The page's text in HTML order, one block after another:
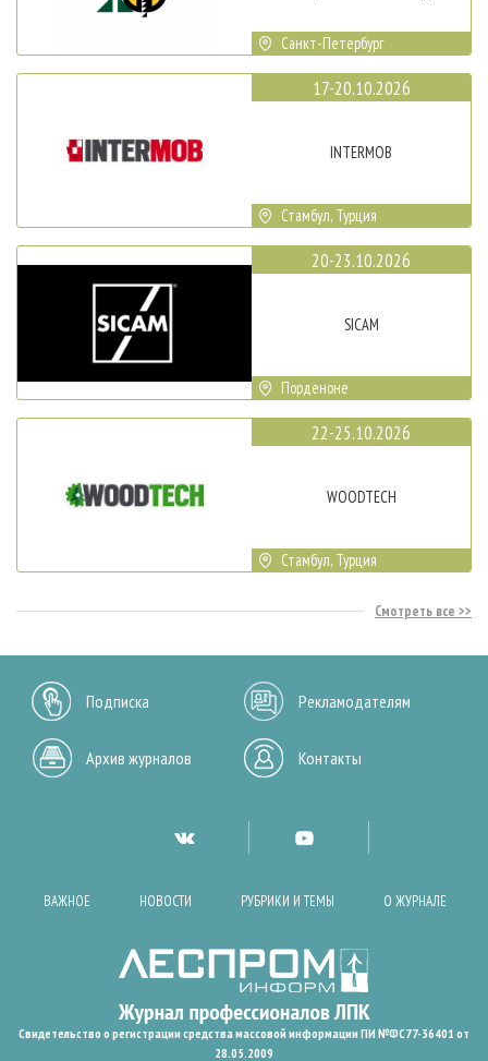
Санкт-Петербург
17-20.10.2026
INTERMOB
Стамбул, Турция
20-23.10.2026
SICAM
Порденоне
22-25.10.2026
WOODTECH
Стамбул, Турция
Смотреть все
Подписка Рекламодателям
Архив журналов Контакты
ВАЖНОЕ НОВОСТИ РУБРИКИ И ТЕМЫ О ЖУРНАЛЕ
Свидетельство о регистрации средства массовой информации ПИ №ФС77-36401 от
28.05.2009